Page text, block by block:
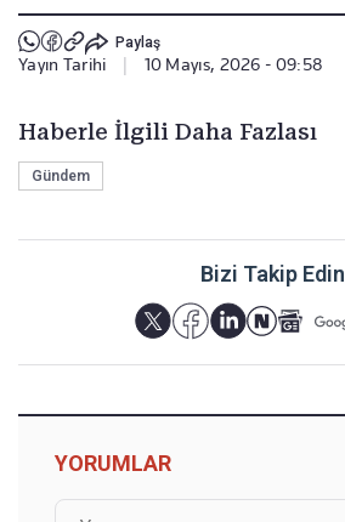
Paylaş
Yayın Tarihi 10 Mayıs, 2026 - 09:58
Haberle İlgili Daha Fazlası
Gündem
Bizi Takip Edin
YORUMLAR